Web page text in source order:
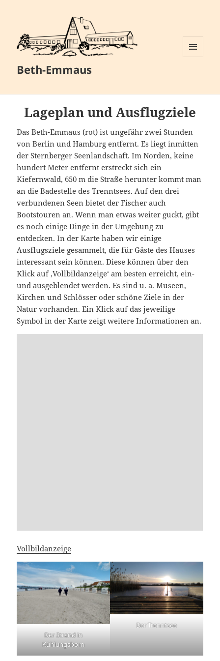
Beth-Emmaus
Lageplan und Ausflugziele
Das Beth-Emmaus (rot) ist ungefähr zwei Stunden
von Berlin und Hamburg entfernt. Es liegt inmitten
der Sternberger Seenlandschaft. Im Norden, keine
hundert Meter entfernt erstreckt sich ein
Kiefernwald, 650 m die Straße herunter kommt man
an die Badestelle des Trenntsees. Auf den drei
verbundenen Seen bietet der Fischer auch
Bootstouren an. Wenn man etwas weiter guckt, gibt
es noch einige Dinge in der Umgebung zu
entdecken. In der Karte haben wir einige
Ausflugsziele gesammelt, die für Gäste des Hauses
interessant sein können. Diese können über den
Klick auf ‚Vollbildanzeige‘ am besten erreicht, ein-
und ausgeblendet werden. Es sind u. a. Museen,
Kirchen und Schlösser oder schöne Ziele in der
Natur vorhanden. Ein Klick auf das jeweilige
Symbol in der Karte zeigt weitere Informationen an.
Vollbildanzeige
Der Strand in
Kühlungsborn
Der Trenntsee